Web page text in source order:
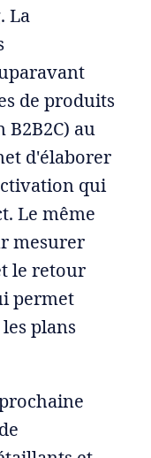
La
de produits
au
d'élaborer
qui
Le même
mesurer
le retour
permet
plans